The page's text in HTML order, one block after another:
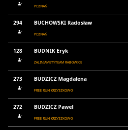
POZNAŃ
294 BUCHOWSKI Radosław
POZNAŃ
128 BUDNIK Eryk
ZALINIAMETYTEAM RABOWICE
273 BUDZICZ Magdalena
FREE RUN KRZYSZKOWO
272 BUDZICZ Pawel
FREE RUN KRZYSZKOWO